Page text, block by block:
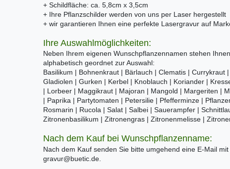
+ Schildfläche: ca. 5,8cm x 3,5cm
+ Ihre Pflanzschilder werden von uns per Laser hergestellt
+ wir garantieren Ihnen eine perfekte Lasergravur auf
Ihre Auswahlmöglichkeiten:
Neben Ihrem eigenen Wunschpflanzennamen stehen
alphabetisch geordnet zur Auswahl:
Basilikum | Bohnenkraut | Bärlauch | Clematis |
Gladiolen | Gurken | Kerbel | Knoblauch | Koriander |
| Lorbeer | Maggikraut | Majoran | Mangold | Margeriten |
| Paprika | Partytomaten | Petersilie | Pfefferminze |
Rosmarin | Rucola | Salat | Salbei | Sauerampfer |
Zitronenbasilikum | Zitronengras | Zitronenmelisse |
Nach dem Kauf bei Wunschpflanzenname:
Nach dem Kauf senden Sie bitte umgehend eine E-Mail
gravur@buetic.de.